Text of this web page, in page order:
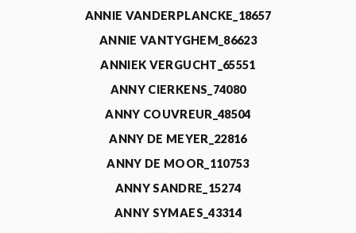
ANNIE VANDERPLANCKE_18657
ANNIE VANTYGHEM_86623
ANNIEK VERGUCHT_65551
ANNY CIERKENS_74080
ANNY COUVREUR_48504
ANNY DE MEYER_22816
ANNY DE MOOR_110753
ANNY SANDRE_15274
ANNY SYMAES_43314